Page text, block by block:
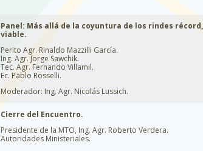
Panel: Más allá de la coyuntura de los rindes
viable.
Perito Agr. Rinaldo Mazzilli García.
Ing. Agr. Jorge Sawchik.
Tec. Agr. Fernando Villamil.
Ec. Pablo Rosselli.
Moderador: Ing. Agr. Nicolás Lussich.
Cierre del Encuentro.
Presidente de la MTO, Ing. Agr. Roberto Verdera.
Autoridades Ministeriales.